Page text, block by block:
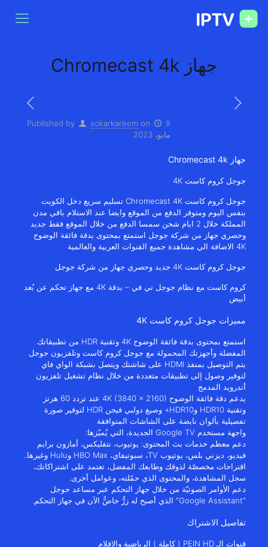
جهاز Chromecast 4k
Published by sokarkareem on
9
مايو، 2023
جهاز Chromecast 4k
جوجل كروم كاست 4K
جوجل كروم كاست Chromecast 4K تسليم سريع دخل الكويت
بنفس اليوم ومتوفر الدفع من الموقع وايضا عند الاستلام باقي مدن
المملكة خلال 2 ايام شحن سمسا الدفع من خلال الموقع فقط جديد
وحصري جهاز من شركة جوجل استمتع بمحتوى بدقة فائقة الوضوح
4K الاضافة الي مشاهدة جميع القنوات العربية والعالمية
جوجل كروم كاست 4K جديد وحصري جهاز من شركة جوجل
كروم كاست مع نظام جوجل تي في – بدقة 4K مع جهاز تحكم عن بُعد
أبيض
مميزات جوجل كروم كاست 4K
استمتع بمحتوى بدقة فائقة الوضوح 4K وتقنية HDR من تطبيقاتك
المفضلة وأجهزتك المحمولة مع جوجل كروم كاست وتلفزيون جوجل
يتم التوصيل بمنفذ HDMI على شاشتك ويتصل بشبكة الواي فاي
لتوفير وصول إلى تطبيقات متعددة من خلال نظام تشغيل تلفزيون
أندرويد المدمج
يدعم دقة فائقة الوضوح 4K (3840 x 2160) عند تردد 60 هرتز
وتقنية HDR10 وHDR10+ وصيغ دولبي فيجن HDR لتوفير صورة
تفصيلية بألوان نابضة على الشاشات المتوافقة
واجهة مستخدم Google TV الجديدة، التي يُميّزها:
دعم معظم خدمات بث المحتوى: يوتيوب، نتفليكس، أمازون برايم
فيديو، ديزني بلس، يوتيوب TV، سبوتيفاي، HBO Max وHulu وغيرها..
اقتراحات مخصصّة لذوقك وطابعك المفضل، تعتمد على اشتراكاتك،
سجل المشاهدة، والمحتوى الذي حمّلته، وعوامل أخرى.
دعم الأوامر الصوتيّة من خلال جهاز التحكم عبر مساعد جوجل
“Google Assistant” الذي أصبح له زرٌّ خاصٌّ الآن في جهاز التحكم.
تفاصيل الاشتراك
قنوات الـ PEIN HD ( كاملة ) الرياضية والافلام